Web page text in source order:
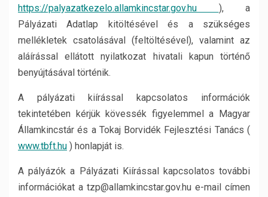
https://palyazatkezelo.allamkincstar.gov.hu ), a
Pályázati Adatlap kitöltésével és a szükséges
mellékletek csatolásával (feltöltésével), valamint az
aláírással ellátott nyilatkozat hivatali kapun történő
benyújtásával történik.
A pályázati kiírással kapcsolatos információk
tekintetében kérjük kövessék figyelemmel a Magyar
Államkincstár és a Tokaj Borvidék Fejlesztési Tanács (
www.tbft.hu ) honlapját is.
A pályázók a Pályázati Kiírással kapcsolatos további
információkat a tzp@allamkincstar.gov.hu e-mail címen